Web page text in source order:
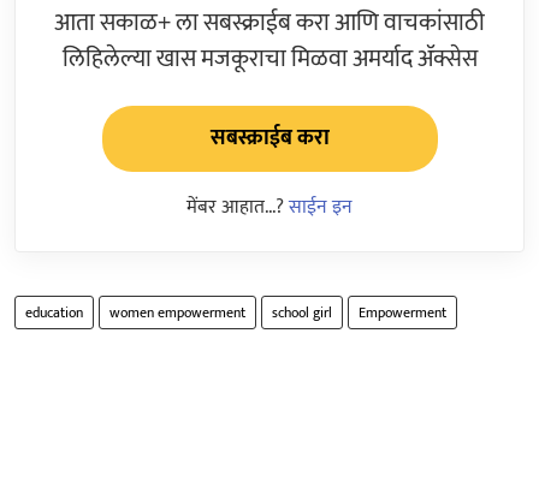
आता सकाळ+ ला सबस्क्राईब करा आणि वाचकांसाठी
लिहिलेल्या खास मजकूराचा मिळवा अमर्याद ॲक्सेस
सबस्क्राईब करा
मेंबर आहात...?साईन इन
education women empowerment school girl Empowerment